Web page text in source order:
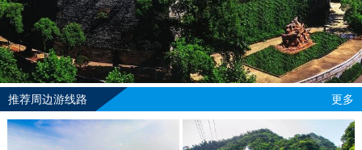
推荐周边游线路 更多